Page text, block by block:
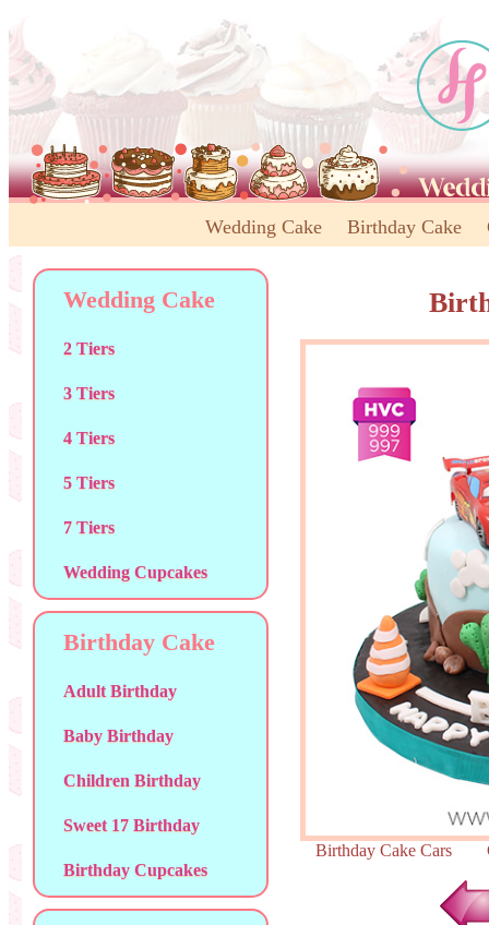
Wedding Cake Birthday Cake
Wedding Cake
2 Tiers
3 Tiers
4 Tiers
5 Tiers
7 Tiers
Wedding Cupcakes
Birthday Cake
Adult Birthday
Baby Birthday
Children Birthday
Sweet 17 Birthday
Birthday Cupcakes
Birthday Cake Cars